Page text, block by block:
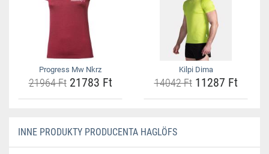
Progress Mw Nkrz
21964 Ft21783 Ft
Kilpi Dima
14042 Ft11287 Ft
INNE PRODUKTY PRODUCENTA HAGLÖFS